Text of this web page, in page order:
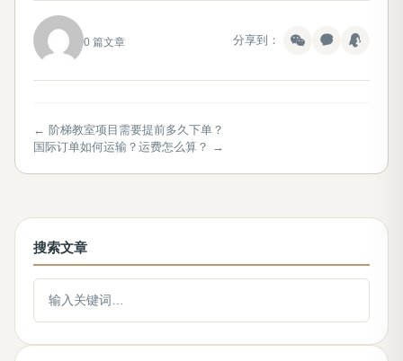
0 篇文章 分享到：
← 阶梯教室项目需要提前多久下单？
国际订单如何运输？运费怎么算？ →
搜索文章